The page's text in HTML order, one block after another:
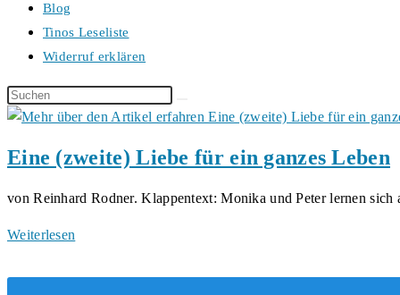
Blog
Tinos Leseliste
Widerruf erklären
Diese
Website
Eine (zweite) Liebe für ein ganzes Leben
von Reinhard Rodner. Klappentext: Monika und Peter lernen
Weiterlesen
Liebe